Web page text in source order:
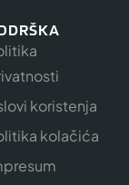
koristenja
kolačića